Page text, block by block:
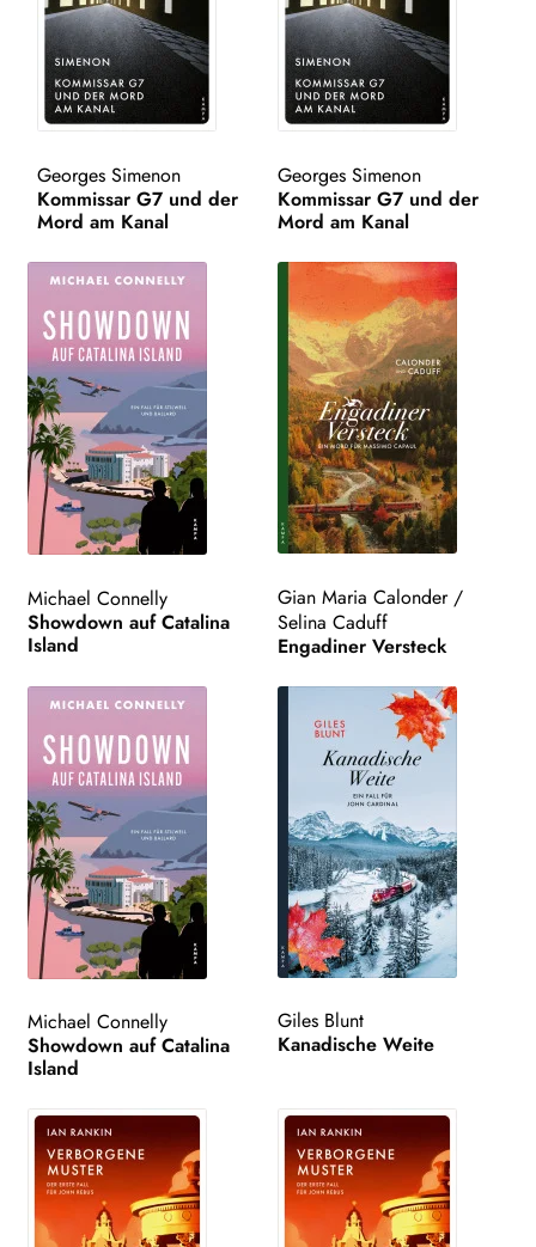
WEITERE VERLAGE
Search:
Georges Simenon
Kommissar G7 und der
Mord am Kanal
Georges Simenon
Kommissar G7 und der
Mord am Kanal
Michael Connelly
Showdown auf Catalina
Island
Gian Maria Calonder/
Selina Caduff
Engadiner Versteck
Michael Connelly
Showdown auf Catalina
Island
Giles Blunt
Kanadische Weite